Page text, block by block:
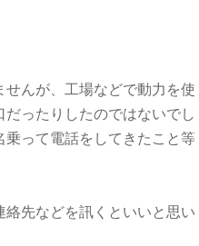
んが、工場などで動力を使
ったりしたのではないでし
って電話をしてきたこと等
先などを訊くといいと思い